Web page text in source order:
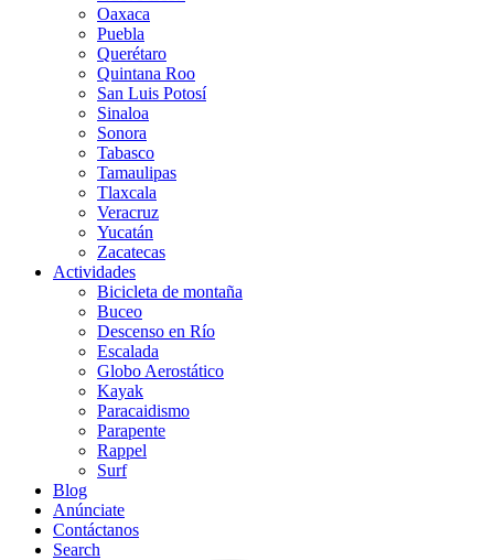
Oaxaca
Puebla
Querétaro
Quintana Roo
San Luis Potosí
Sinaloa
Sonora
Tabasco
Tamaulipas
Tlaxcala
Veracruz
Yucatán
Zacatecas
Actividades
Bicicleta de montaña
Buceo
Descenso en Río
Escalada
Globo Aerostático
Kayak
Paracaidismo
Parapente
Rappel
Surf
Blog
Anúnciate
Contáctanos
Search